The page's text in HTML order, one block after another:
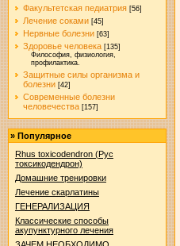
Факультетская педиатрия [56]
Лечение соками [45]
Нервные болезни [63]
Здоровье человека [135]
Философия, физиология,
профилактика.
Защитные силы организма и
болезни [42]
Современные болезни
человечества [157]
» Популярное
Rhus toxicodendron (Рус
токсикодендрон)
Домашние тренировки
Лечение скарлатины
ГЕНЕРАЛИЗАЦИЯ
Классические способы
акупунктурного лечения